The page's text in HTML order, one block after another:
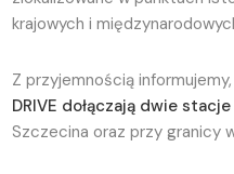
krajowych i
Z przyjemnością
DRIVE dołączają dwie stacje
Szczecina oraz przy granicy